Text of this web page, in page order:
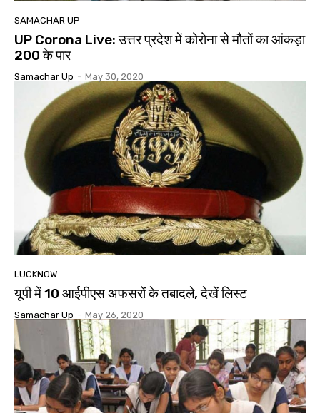
SAMACHAR UP
UP Corona Live: उत्तर प्रदेश में कोरोना से मौतों का आंकड़ा
200 के पार
Samachar Up - May 30, 2020
LUCKNOW
यूपी में 10 आईपीएस अफसरों के तबादले, देखें लिस्ट
Samachar Up - May 26, 2020